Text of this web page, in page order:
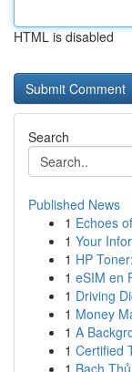
HTML is disabled
Search
Published News
1 Echoes
1 Your
1 HP
1 eSIM en
1 Driving
1 Money
1 A
1 Certified
1 Bạch